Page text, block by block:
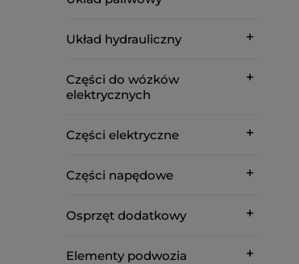
Układ hydrauliczny
Części do wózków
elektrycznych
Części elektryczne
Części napędowe
Osprzęt dodatkowy
Elementy podwozia